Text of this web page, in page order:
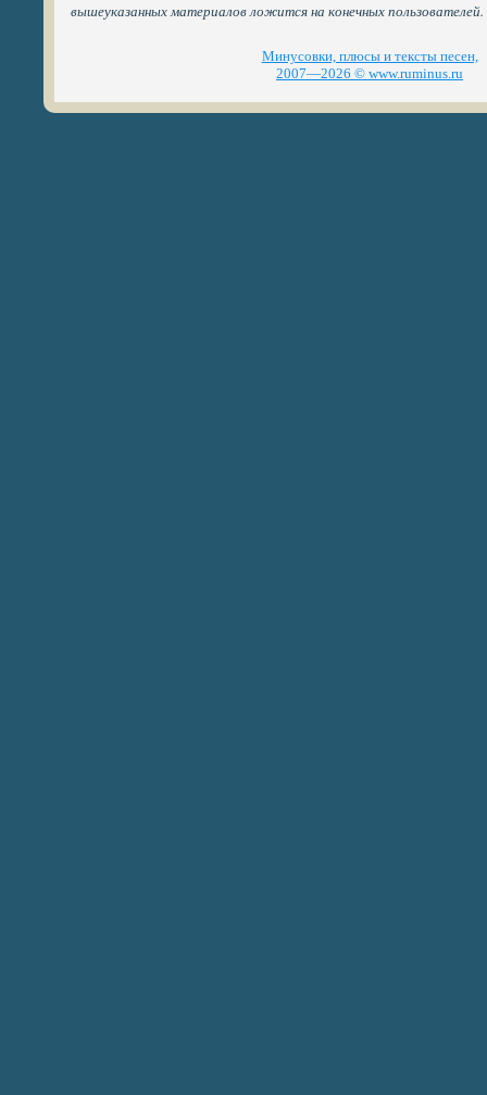
вышеуказанных материалов ложится на конечных пользователей.
Минусовки, плюсы и тексты песен,
2007—2026 © www.ruminus.ru